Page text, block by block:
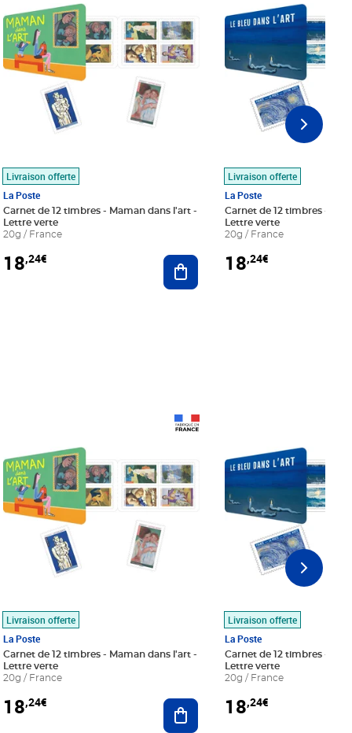
au panier
Livraison offerte
La Poste
Carnet de 12 timbres - Maman dans l'art -
Lettre verte
20g / France
18,24€ Ajouter au panier
Livraison offerte
La Poste
Carnet de 12 timbres - Le
Lettre verte
20g / France
18,24€
au panier
Livraison offerte
La Poste
Carnet de 12 timbres - Maman dans l'art -
Lettre verte
20g / France
18,24€ Ajouter au panier
Livraison offerte
La Poste
Carnet de 12 timbres - Le
Lettre verte
20g / France
18,24€